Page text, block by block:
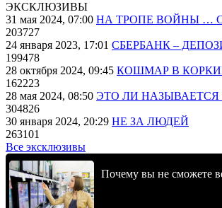
ЭКСКЛЮЗИВЫ
31 мая 2024, 07:00 НА ТРОПЕ ВОЙНЫ …
203727
24 января 2023, 17:01 СБЕРБАНК –
199478
28 октября 2024, 09:45 КОШМАР В
162223
28 мая 2024, 08:50 ЭТО ЛИ НАЗЫВАЕТСЯ
304826
30 января 2024, 20:29 НЕ ЗА ЛЮДЕЙ
263101
Все эксклюзивы
Почему вы не сможете